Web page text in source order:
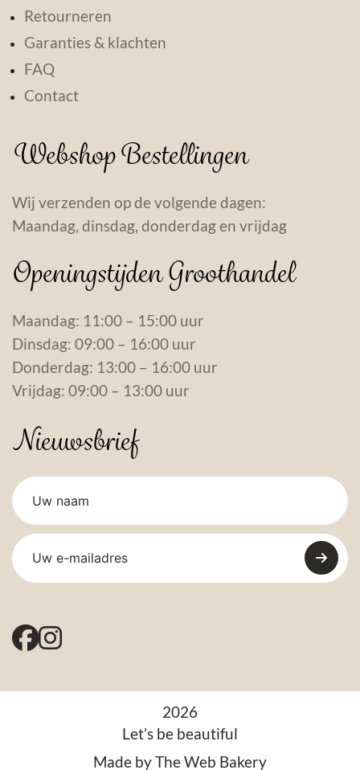
Retourneren
Garanties & klachten
FAQ
Contact
Webshop Bestellingen
Wij verzenden op de volgende dagen:
Maandag, dinsdag, donderdag en vrijdag
Openingstijden Groothandel
Maandag: 11:00 – 15:00 uur
Dinsdag: 09:00 – 16:00 uur
Donderdag: 13:00 – 16:00 uur
Vrijdag: 09:00 – 13:00 uur
Nieuwsbrief
2026
Let’s be beautiful
Made byThe Web Bakery